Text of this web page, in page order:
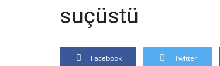
suçüstü
Facebook Twitter